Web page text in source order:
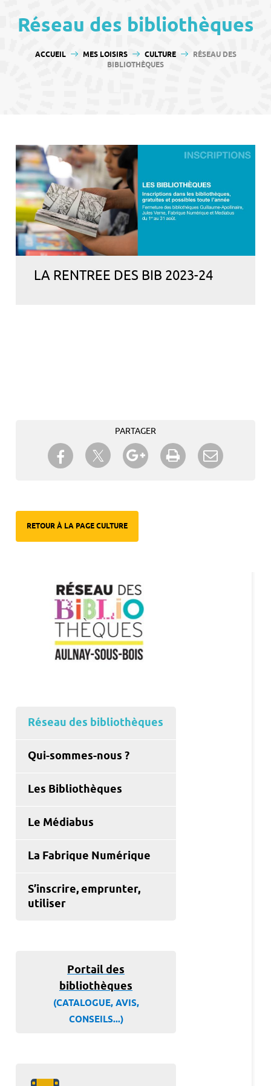
Réseau des bibliothèques
VOUS ÊTES ICI :
ACCUEIL MES LOISIRS CULTURE
RÉSEAU DES
BIBLIOTHÈQUES
LA RENTREE DES BIB 2023-24
PARTAGER
Partager sur Facebook
Partager sur TwitterPartager sur Google+
Imprimer
RETOUR À LA PAGE CULTURE
Réseau des bibliothèques
Qui-sommes-nous ?
Les Bibliothèques
Le Médiabus
La Fabrique Numérique
S’inscrire, emprunter,
utiliser
Portail des
bibliothèques
(CATALOGUE, AVIS,
CONSEILS...)